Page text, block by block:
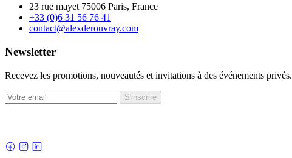
23 rue mayet 75006 Paris, France
+33 (0)6 31 56 76 41
contact@alexderouvray.com
Newsletter
Recevez les promotions, nouveautés et invitations à des événements privés.
S'inscrire